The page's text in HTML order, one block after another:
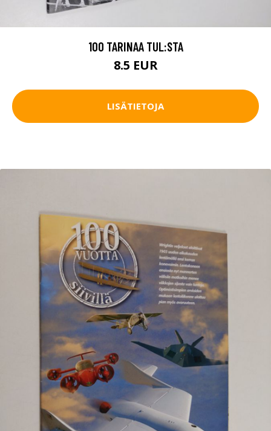
100 TARINAA TUL:STA
8.5 EUR
LISÄTIETOJA